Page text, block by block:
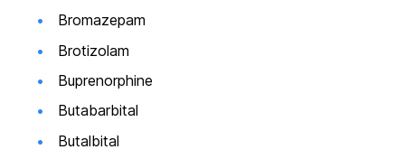
Bromazepam
Brotizolam
Buprenorphine
Butabarbital
Butalbital